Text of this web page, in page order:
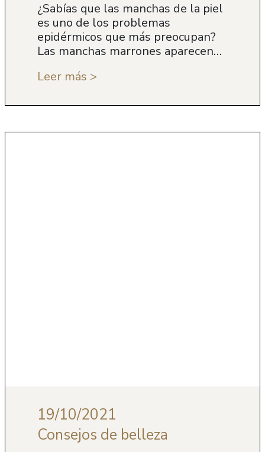
¿Sabías que las manchas de la piel
es uno de los problemas
epidérmicos que más preocupan?
Las manchas marrones aparecen…
Leer más >
19/10/2021
Consejos de belleza